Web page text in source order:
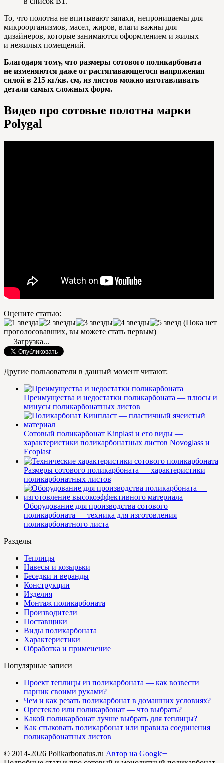
То, что полотна не впитывают запахи, непроницаемы для
микроорганизмов, масел, жиров, влаги важны для
дизайнеров, которые занимаются оформлением и жилых
и нежилых помещений.
Благодаря тому, что размеры сотового поликарбоната
не изменяются даже от растягивающегося напряжения
силой в 215 кг/кв. см, из листов можно изготавливать
детали самых сложных форм.
Видео про сотовые полотна марки
Polygal
Оцените статью:
(Пока нет
проголосовавших, вы можете стать первым)
Загрузка...
Другие пользователи в данный момент читают:
Преимущества и недостатки поликарбоната — плюсы и
минусы поликарбонатных листов
Сотовый поликарбонат Kinplast и его виды —
характеристики поликарбонатных листов Novoglass и
Ecoplast
Размеры сотового поликарбоната — характеристики
поликарбонатных листов
Оборудование для производства сотового
поликарбоната — техника для изготовления
поликарбонатного листа
Разделы
Теплицы
Навесы и козырьки
Беседки и веранды
Конструкции
Изделия
Монтаж поликарбоната
Производители
Поставщики
Виды поликарбоната
Характеристики
Обработка и применение
Популярные записи
Проект теплицы из поликарбоната — как возвести
парник своими руками?
Чем и как резать поликарбонат в домашних условиях?
Оргстекло или поликарбонат — что выбрать?
Какой поликарбонат лучше выбрать для теплицы?
Как стыковать поликарбонат или правила соединения
поликарбонатных листов
© 2014-2026 Polikarbonatus.ru Автор на Google+